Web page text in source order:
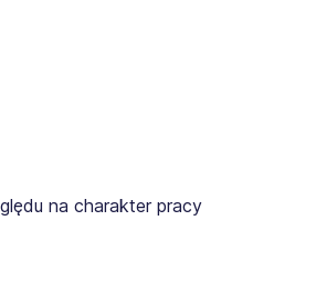
na charakter pracy